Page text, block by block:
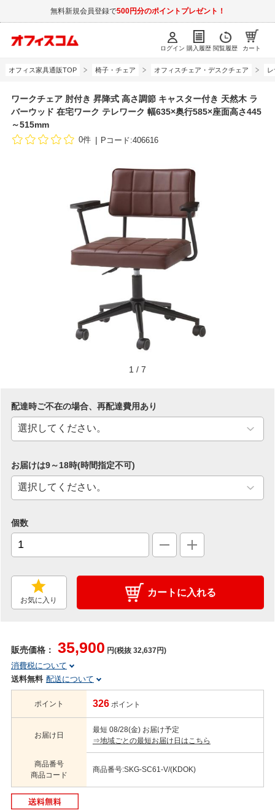
無料新規会員登録で500円分のポイントプレゼント！
ログイン 購入履歴 閲覧履歴 カート
オフィス家具通販TOP 椅子・チェア オフィスチェア・デスクチェア
ワークチェア 肘付き 昇降式 高さ調節 キャスター付き 天然木 ラ
バーウッド 在宅ワーク テレワーク 幅635×奥行585×座面高さ445
～515mm
0件 Pコード:406616
1 / 7
配達時ご不在の場合、再配達費用あり
お届けは9～18時(時間指定不可)
個数
お気に入り
カートに入れる
販売価格： 35,900 円(税抜 32,637円)
消費税について
送料無料 配送について
ポイント 326 ポイント
お届け日
最短 08/28(金) お届け予定
⇒地域ごとの最短お届け日はこちら
商品番号
商品コード
商品番号:SKG-SC61-V/(KDOK)